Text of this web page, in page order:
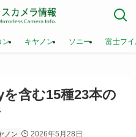
ン キヤノン ソニー 富士フ
含む15種23本の
ノン 2026年5月28日